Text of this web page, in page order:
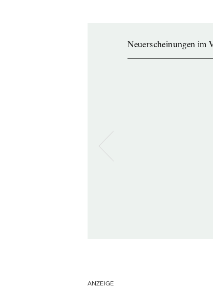
Neuerscheinungen im
ANZEIGE